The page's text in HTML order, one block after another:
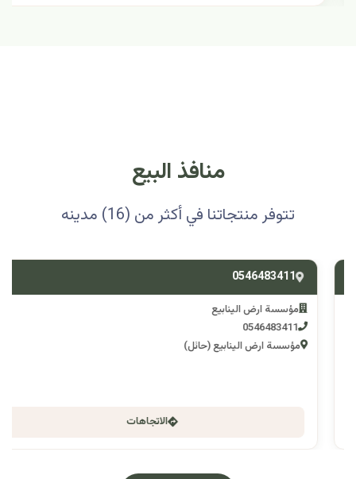
منافذ البيع
تتوفر منتجاتنا في أكثر من (16) مدينه
0546483411
مؤسسة ارض الينابيع
0546483411
مؤسسة ارض الينابيع (حائل)
الاتجاهات